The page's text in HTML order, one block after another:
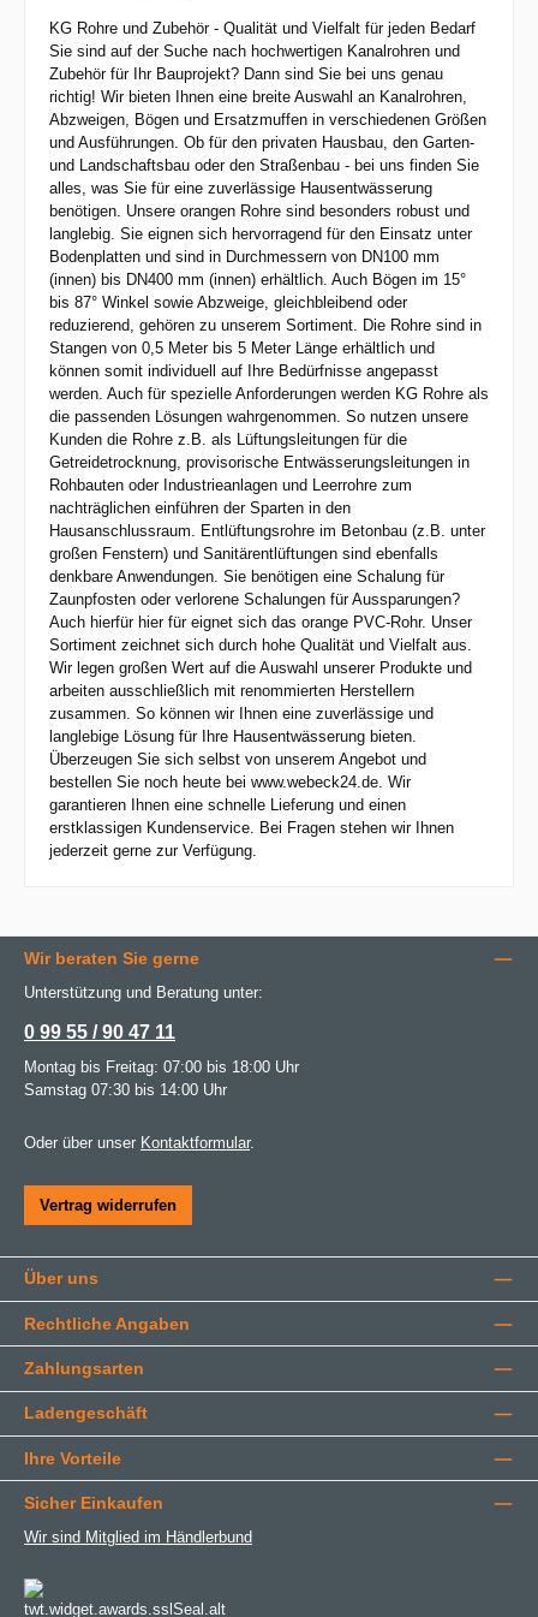
KG Rohre und Zubehör - Qualität und Vielfalt für jeden Bedarf
Sie sind auf der Suche nach hochwertigen Kanalrohren und
Zubehör für Ihr Bauprojekt? Dann sind Sie bei uns genau
richtig! Wir bieten Ihnen eine breite Auswahl an Kanalrohren,
Abzweigen, Bögen und Ersatzmuffen in verschiedenen Größen
und Ausführungen. Ob für den privaten Hausbau, den Garten-
und Landschaftsbau oder den Straßenbau - bei uns finden Sie
alles, was Sie für eine zuverlässige Hausentwässerung
benötigen. Unsere orangen Rohre sind besonders robust und
langlebig. Sie eignen sich hervorragend für den Einsatz unter
Bodenplatten und sind in Durchmessern von DN100 mm
(innen) bis DN400 mm (innen) erhältlich. Auch Bögen im 15°
bis 87° Winkel sowie Abzweige, gleichbleibend oder
reduzierend, gehören zu unserem Sortiment. Die Rohre sind in
Stangen von 0,5 Meter bis 5 Meter Länge erhältlich und
können somit individuell auf Ihre Bedürfnisse angepasst
werden. Auch für spezielle Anforderungen werden KG Rohre als
die passenden Lösungen wahrgenommen. So nutzen unsere
Kunden die Rohre z.B. als Lüftungsleitungen für die
Getreidetrocknung, provisorische Entwässerungsleitungen in
Rohbauten oder Industrieanlagen und Leerrohre zum
nachträglichen einführen der Sparten in den
Hausanschlussraum. Entlüftungsrohre im Betonbau (z.B. unter
großen Fenstern) und Sanitärentlüftungen sind ebenfalls
denkbare Anwendungen. Sie benötigen eine Schalung für
Zaunpfosten oder verlorene Schalungen für Aussparungen?
Auch hierfür hier für eignet sich das orange PVC-Rohr. Unser
Sortiment zeichnet sich durch hohe Qualität und Vielfalt aus.
Wir legen großen Wert auf die Auswahl unserer Produkte und
arbeiten ausschließlich mit renommierten Herstellern
zusammen. So können wir Ihnen eine zuverlässige und
langlebige Lösung für Ihre Hausentwässerung bieten.
Überzeugen Sie sich selbst von unserem Angebot und
bestellen Sie noch heute bei www.webeck24.de. Wir
garantieren Ihnen eine schnelle Lieferung und einen
erstklassigen Kundenservice. Bei Fragen stehen wir Ihnen
jederzeit gerne zur Verfügung.
Wir beraten Sie gerne
Unterstützung und Beratung unter:
0 99 55 / 90 47 11
Montag bis Freitag: 07:00 bis 18:00 Uhr
Samstag 07:30 bis 14:00 Uhr
Oder über unser Kontaktformular.
Vertrag widerrufen
Über uns
Rechtliche Angaben
Zahlungsarten
Ladengeschäft
Ihre Vorteile
Sicher Einkaufen
Wir sind Mitglied im Händlerbund